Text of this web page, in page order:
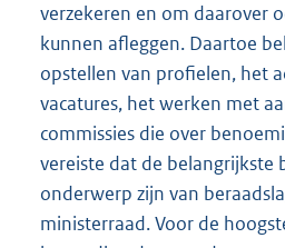
verzekeren en om daarover
kunnen afleggen. Daartoe
opstellen van profielen, het
vacatures, het werken met
commissies die over
vereiste dat de belangrijkste
onderwerp zijn van
ministerraad. Voor de